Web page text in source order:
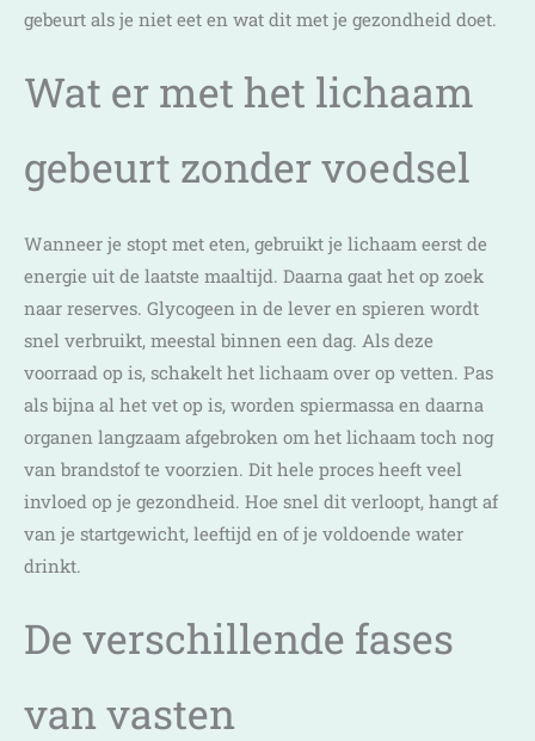
gebeurt als je niet eet en wat dit met je gezondheid doet.
Wat er met het lichaam
gebeurt zonder voedsel
Wanneer je stopt met eten, gebruikt je lichaam eerst de
energie uit de laatste maaltijd. Daarna gaat het op zoek
naar reserves. Glycogeen in de lever en spieren wordt
snel verbruikt, meestal binnen een dag. Als deze
voorraad op is, schakelt het lichaam over op vetten. Pas
als bijna al het vet op is, worden spiermassa en daarna
organen langzaam afgebroken om het lichaam toch nog
van brandstof te voorzien. Dit hele proces heeft veel
invloed op je gezondheid. Hoe snel dit verloopt, hangt af
van je startgewicht, leeftijd en of je voldoende water
drinkt.
De verschillende fases
van vasten